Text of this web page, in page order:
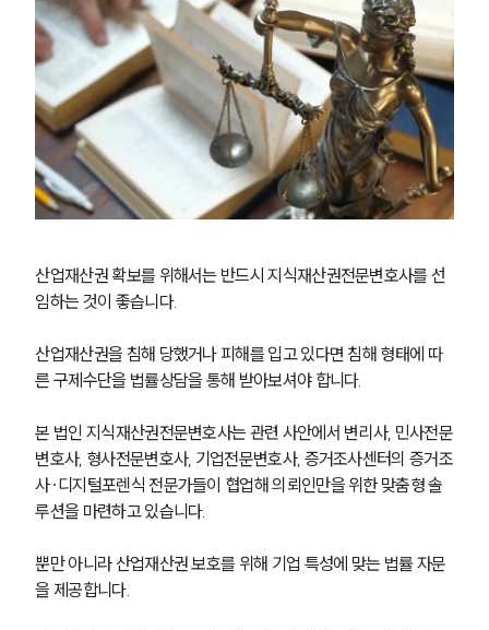
산업재산권 확보를 위해서는 반드시 지식재산권전문변호사를 선
임하는 것이 좋습니다.
산업재산권을 침해 당했거나 피해를 입고 있다면 침해 형태에 따
른 구제수단을 법률상담을 통해 받아보셔야 합니다.
본 법인 지식재산권전문변호사는 관련 사안에서 변리사, 민사전문
변호사, 형사전문변호사, 기업전문변호사, 증거조사센터의 증거조
사·디지털포렌식 전문가들이 협업해 의뢰인만을 위한 맞춤형 솔
루션을 마련하고 있습니다.
뿐만 아니라 산업재산권 보호를 위해 기업 특성에 맞는 법률 자문
을 제공합니다.